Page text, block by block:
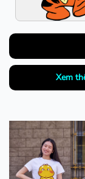
Xem